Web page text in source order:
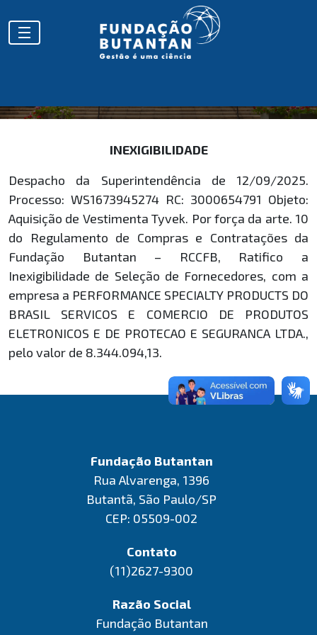
HOMOLOGAÇÕES
INEXIGIBILIDADE
Despacho da Superintendência de 12/09/2025.
Processo: WS1673945274 RC: 3000654791 Objeto:
Aquisição de Vestimenta Tyvek. Por força da arte. 10
do Regulamento de Compras e Contratações da
Fundação Butantan – RCCFB, Ratifico a
Inexigibilidade de Seleção de Fornecedores, com a
empresa a PERFORMANCE SPECIALTY PRODUCTS DO
BRASIL SERVICOS E COMERCIO DE PRODUTOS
ELETRONICOS E DE PROTECAO E SEGURANCA LTDA.,
pelo valor de 8.344.094,13.
Fundação Butantan
Rua Alvarenga, 1396
Butantã, São Paulo/SP
CEP: 05509-002
Contato
(11)2627-9300
Razão Social
Fundação Butantan